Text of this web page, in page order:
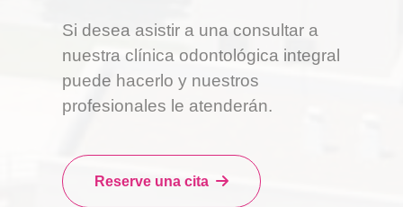
Si desea asistir a una consultar a
nuestra clínica odontológica integral
puede hacerlo y nuestros
profesionales le atenderán.
Reserve una cita